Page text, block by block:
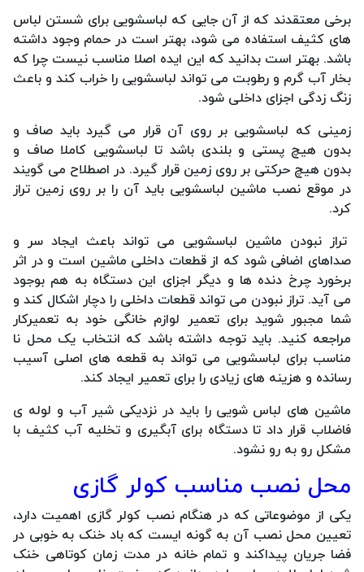
برخی معتقدند که از آن جایی که لباسشویی برای شستن لباس
های کثیف استفاده می شود، بهتر است در حمام وجود داشته
باشد. بهتر است بدانید که این ایده اصلا مناسب نیست چرا که
بخار آب گرم و رطوبت می تواند لباسشویی را خراب کند و باعث
زنگ زدگی اجزای داخلی شود.
زمینی که لباسشویی بر روی آن قرار می گیرد باید صاف و
بدون هیچ پستی و بلندی باشد تا لباسشویی کاملا صاف و
بدون هیچ حرکتی بر روی زمین قرار گیرد. در اصطلاح می گویند
در موقع نصب ماشین لباسشویی باید آن را بر روی زمین تراز
کرد.
تراز نبودن ماشین لباسشویی می تواند باعث ایجاد سر و
صداهای اضافی شود که از قطعات داخلی ماشین است و در اثر
برخورد چرخ دنده ها و دیگر اجزای این دستگاه به هم بوجود
می آید. تراز نبودن می تواند قطعات داخلی را دچار اشکال کند و
شما مجبور شوید برای تعمیر لوازم خانگی خود به تعمیرکار
مراجعه کنید. باید توجه داشته باشد که انتخاب یک محل نا
مناسب برای لباسشویی می تواند به قطعه های اصلی آسیب
رسانده و هزینه های زیادی را برای تعمیر ایجاد کند.
ماشین های لباس شویی را باید در نزدیکی شیر آب و لوله ی
فاضلاب قرار داد تا دستگاه برای آبگیری و تخلیه آب کثیف با
مشکل رو به رو نشود.
محل نصب مناسب کولر گازی
یکی از موضوعاتی که در هنگام نصب کولر گازی اهمیت دارد،
تعیین محل نصب آن به گونه ایست که باد خنک به خوبی در
فضا جریان پیداکند و تمام خانه در مدت زمان کوتاهی خنک